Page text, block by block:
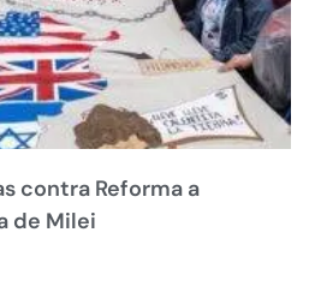
contra Reforma a
de Milei